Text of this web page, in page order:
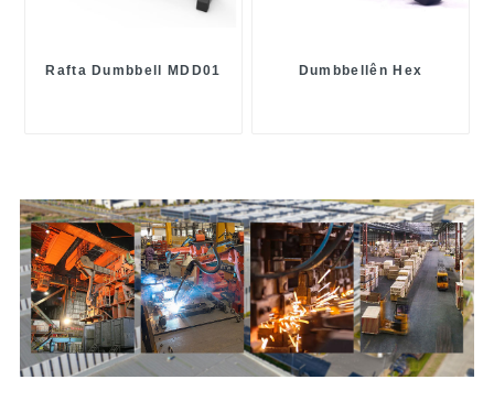
Rafta Dumbbell MDD01 Dumbbellên Hex